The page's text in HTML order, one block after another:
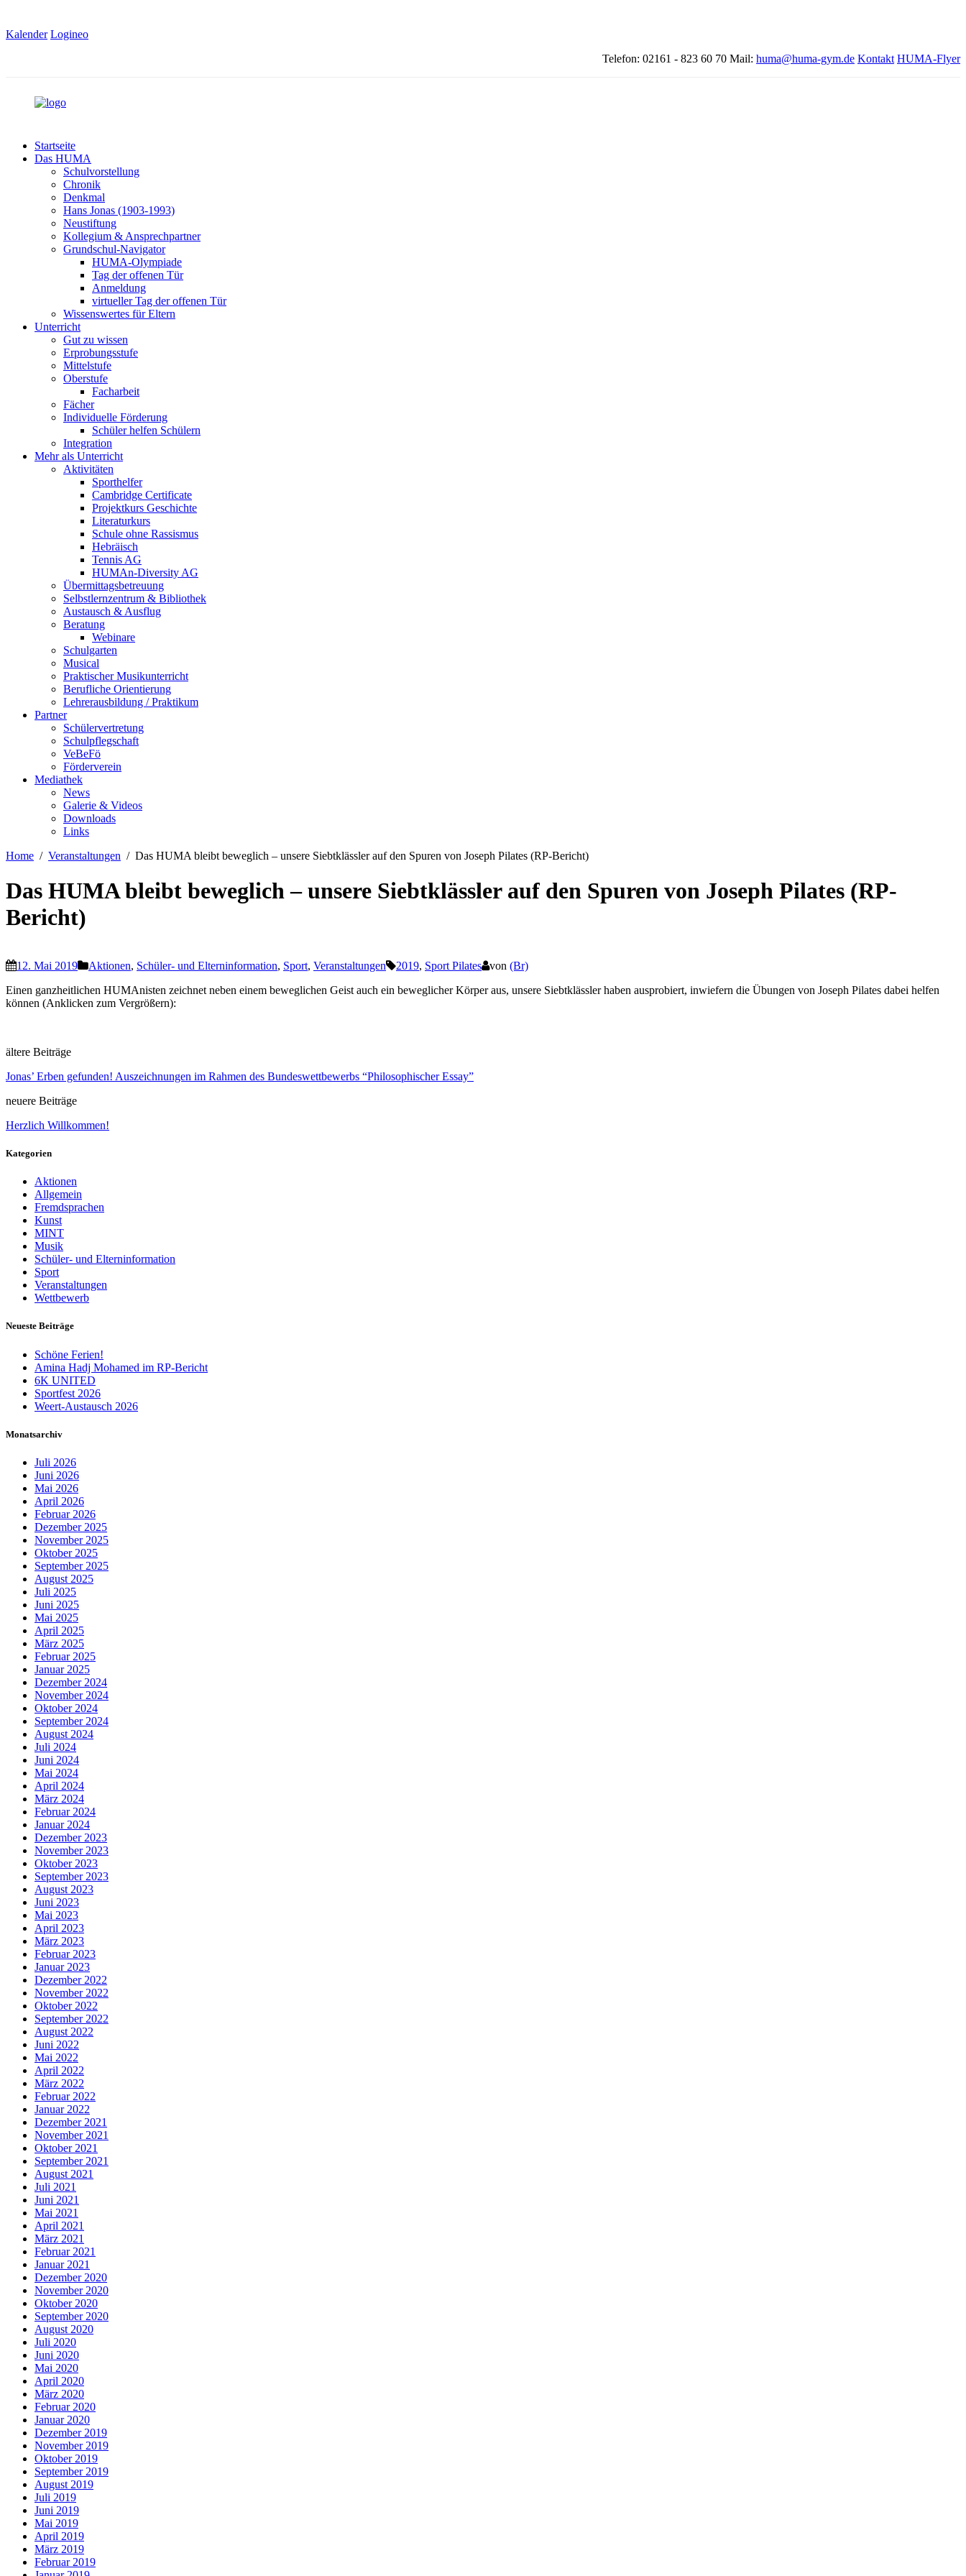
Kalender Logineo
Telefon: 02161 - 823 60 70 Mail: huma@huma-gym.de Kontakt HUMA-Flyer
Startseite
Das HUMA
Schulvorstellung
Chronik
Denkmal
Hans Jonas (1903-1993)
Neustiftung
Kollegium & Ansprechpartner
Grundschul-Navigator
HUMA-Olympiade
Tag der offenen Tür
Anmeldung
virtueller Tag der offenen Tür
Wissenswertes für Eltern
Unterricht
Gut zu wissen
Erprobungsstufe
Mittelstufe
Oberstufe
Facharbeit
Fächer
Individuelle Förderung
Schüler helfen Schülern
Integration
Mehr als Unterricht
Aktivitäten
Sporthelfer
Cambridge Certificate
Projektkurs Geschichte
Literaturkurs
Schule ohne Rassismus
Hebräisch
Tennis AG
HUMAn-Diversity AG
Übermittagsbetreuung
Selbstlernzentrum & Bibliothek
Austausch & Ausflug
Beratung
Webinare
Schulgarten
Musical
Praktischer Musikunterricht
Berufliche Orientierung
Lehrerausbildung / Praktikum
Partner
Schülervertretung
Schulpflegschaft
VeBeFö
Förderverein
Mediathek
News
Galerie & Videos
Downloads
Links
Home
Veranstaltungen Das HUMA bleibt beweglich – unsere Siebtklässler auf den Spuren von Joseph Pilates (RP-Bericht)
Das HUMA bleibt beweglich – unsere Siebtklässler auf den Spuren von Joseph Pilates (RP-
Bericht)
12. Mai 2019 Aktionen, Schüler- und Elterninformation, Sport, Veranstaltungen 2019, Sport Pilates von (Br)
Einen ganzheitlichen HUMAnisten zeichnet neben einem beweglichen Geist auch ein beweglicher Körper aus, unsere Siebtklässler haben ausprobiert, inwiefern die Übungen von Joseph Pilates dabei helfen
können (Anklicken zum Vergrößern):
ältere Beiträge
Jonas’ Erben gefunden! Auszeichnungen im Rahmen des Bundeswettbewerbs “Philosophischer Essay”
neuere Beiträge
Herzlich Willkommen!
Kategorien
Aktionen
Allgemein
Fremdsprachen
Kunst
MINT
Musik
Schüler- und Elterninformation
Sport
Veranstaltungen
Wettbewerb
Neueste Beiträge
Schöne Ferien!
Amina Hadj Mohamed im RP-Bericht
6K UNITED
Sportfest 2026
Weert-Austausch 2026
Monatsarchiv
Juli 2026
Juni 2026
Mai 2026
April 2026
Februar 2026
Dezember 2025
November 2025
Oktober 2025
September 2025
August 2025
Juli 2025
Juni 2025
Mai 2025
April 2025
März 2025
Februar 2025
Januar 2025
Dezember 2024
November 2024
Oktober 2024
September 2024
August 2024
Juli 2024
Juni 2024
Mai 2024
April 2024
März 2024
Februar 2024
Januar 2024
Dezember 2023
November 2023
Oktober 2023
September 2023
August 2023
Juni 2023
Mai 2023
April 2023
März 2023
Februar 2023
Januar 2023
Dezember 2022
November 2022
Oktober 2022
September 2022
August 2022
Juni 2022
Mai 2022
April 2022
März 2022
Februar 2022
Januar 2022
Dezember 2021
November 2021
Oktober 2021
September 2021
August 2021
Juli 2021
Juni 2021
Mai 2021
April 2021
März 2021
Februar 2021
Januar 2021
Dezember 2020
November 2020
Oktober 2020
September 2020
August 2020
Juli 2020
Juni 2020
Mai 2020
April 2020
März 2020
Februar 2020
Januar 2020
Dezember 2019
November 2019
Oktober 2019
September 2019
August 2019
Juli 2019
Juni 2019
Mai 2019
April 2019
März 2019
Februar 2019